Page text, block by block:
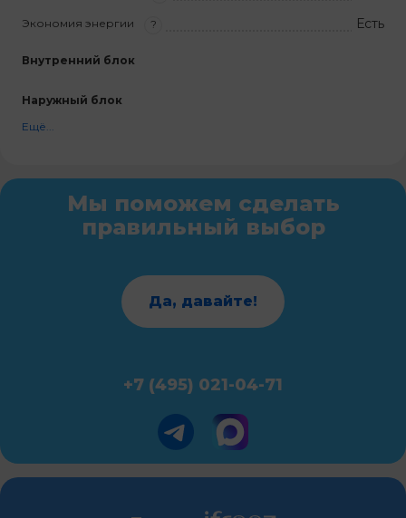
Экономия энергии ? Есть
Внутренний блок
Наружный блок
Ещё...
Мы поможем сделать
правильный выбор
Да, давайте!
+7 (495) 021-04-71